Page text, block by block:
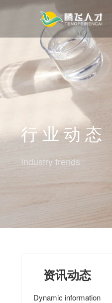
行 业 动 态
Industry trends
资讯动态
Dynamic information